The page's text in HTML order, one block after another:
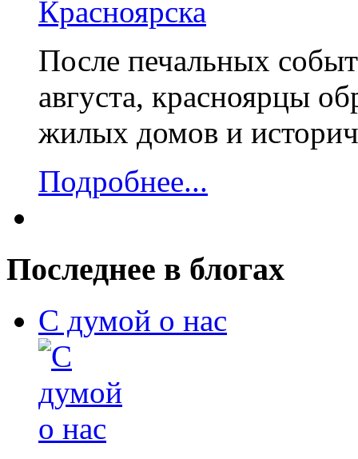
После печальных
августа, красноярцы
жилых домов и
Подробнее...
Последнее в блогах
С думой о нас